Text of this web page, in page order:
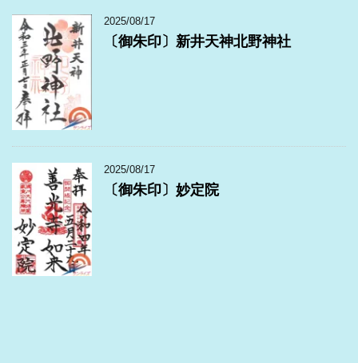
2025/08/17
〔御朱印〕新井天神北野神社
2025/08/17
〔御朱印〕妙定院